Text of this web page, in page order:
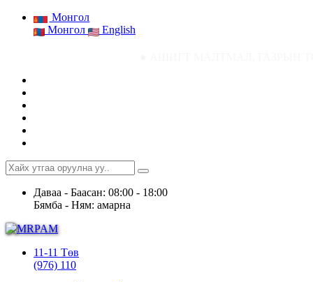
Монгол
Монгол
English
Даваа - Баасан: 08:00 - 18:00
Бямба - Ням: амарна
11-11 Төв
(976) 110